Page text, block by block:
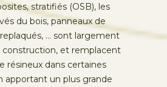
stratifiés (OSB), les
du bois, panneaux de
… sont largement
construction, et remplacent
résineux dans certaines
apportant un plus grande